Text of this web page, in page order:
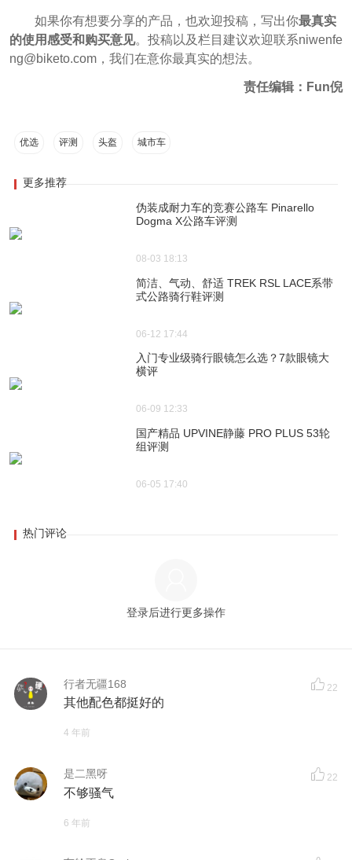
如果你有想要分享的产品，也欢迎投稿，写出你最真实
的使用感受和购买意见。投稿以及栏目建议欢迎联系niwenfe
ng@biketo.com，我们在意你最真实的想法。
责任编辑：Fun倪
优选 评测 头盔 城市车
更多推荐
伪装成耐力车的竞赛公路车 Pinarello
Dogma X公路车评测
08-03 18:13
简洁、气动、舒适 TREK RSL LACE系带
式公路骑行鞋评测
06-12 17:44
入门专业级骑行眼镜怎么选？7款眼镜大
横评
06-09 12:33
国产精品 UPVINE静藤 PRO PLUS 53轮
组评测
06-05 17:40
热门评论
登录后进行更多操作
行者无疆168 22
其他配色都挺好的
4 年前
是二黑呀 22
不够骚气
6 年前